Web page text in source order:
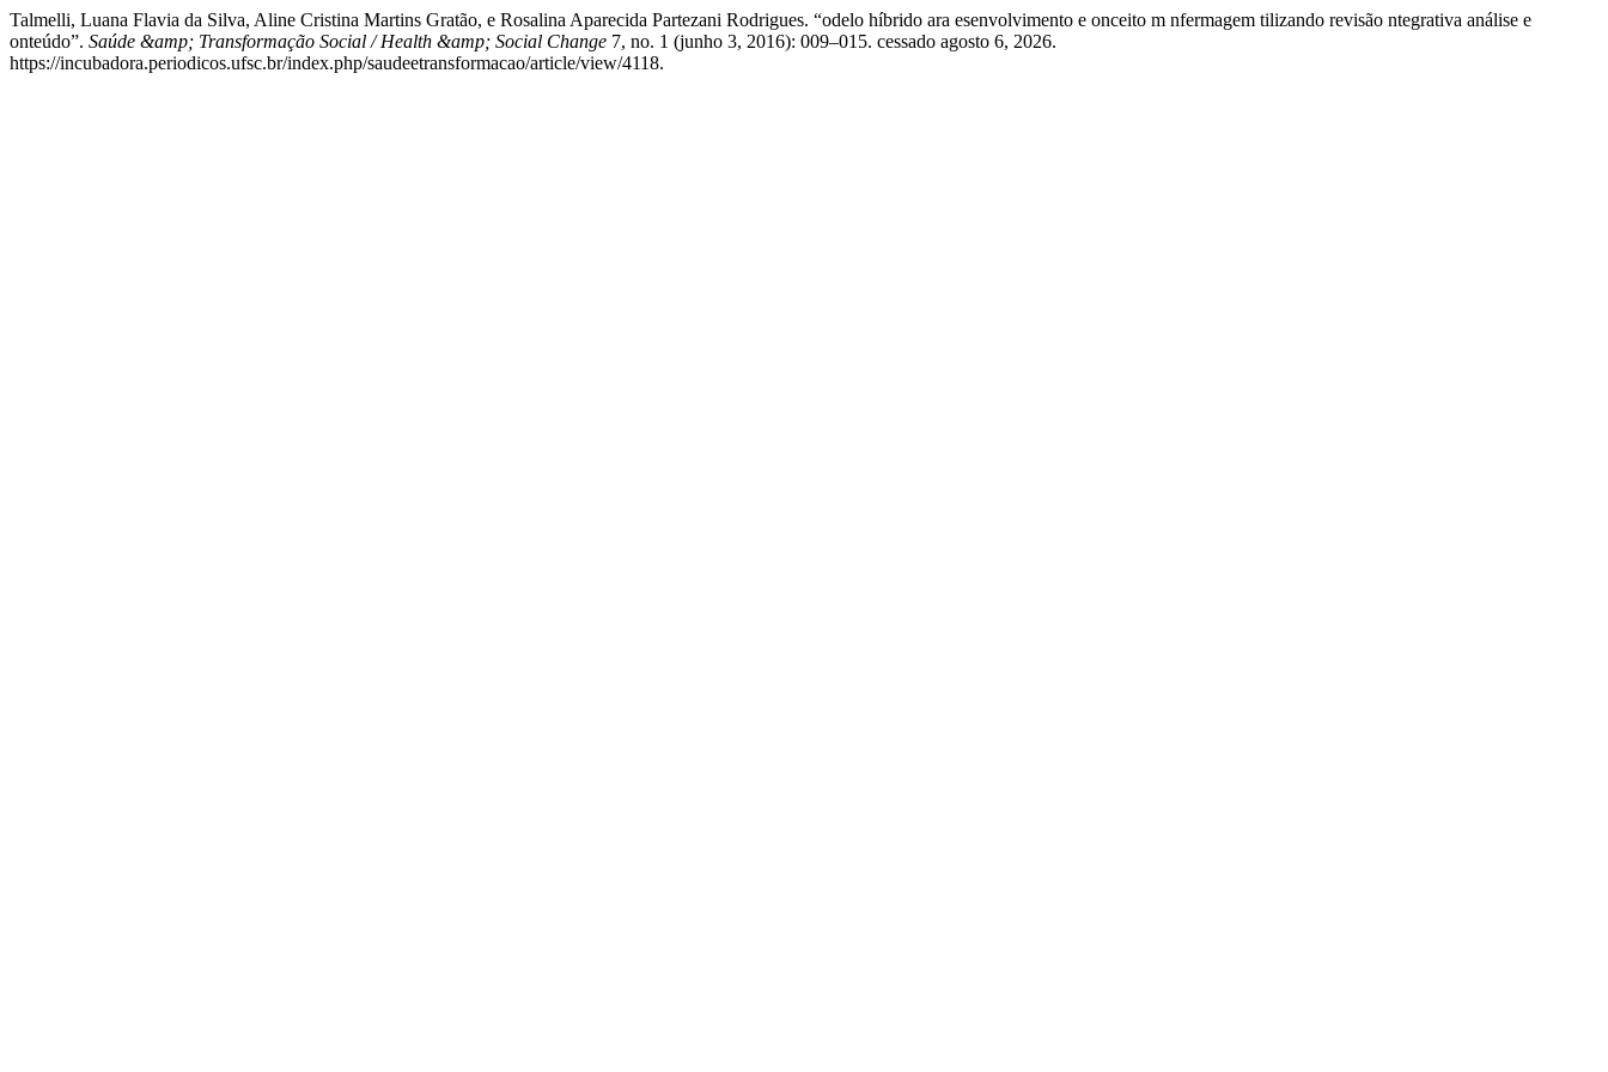
Talmelli, Luana Flavia da Silva, Aline Cristina Martins Gratão, e Rosalina Aparecida Partezani Rodrigues. “odelo híbrido ara esenvolvimento e onceito m nfermagem tilizando revisão ntegrativa análise e
onteúdo”. Saúde &amp; Transformação Social / Health &amp; Social Change 7, no. 1 (junho 3, 2016): 009–015. cessado agosto 6, 2026.
https://incubadora.periodicos.ufsc.br/index.php/saudeetransformacao/article/view/4118.